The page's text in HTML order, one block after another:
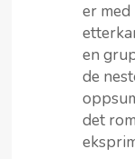
er med
en
de
det